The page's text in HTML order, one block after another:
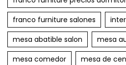
franco furniture salones
mesa abatible salon
mesa
mesa comedor
mesa de